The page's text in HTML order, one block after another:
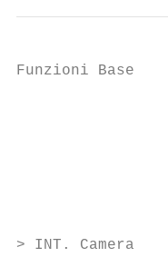
Funzioni
> INT. Camera